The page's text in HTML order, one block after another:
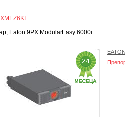
Eaton 9PX ModularEasy 6000i
24